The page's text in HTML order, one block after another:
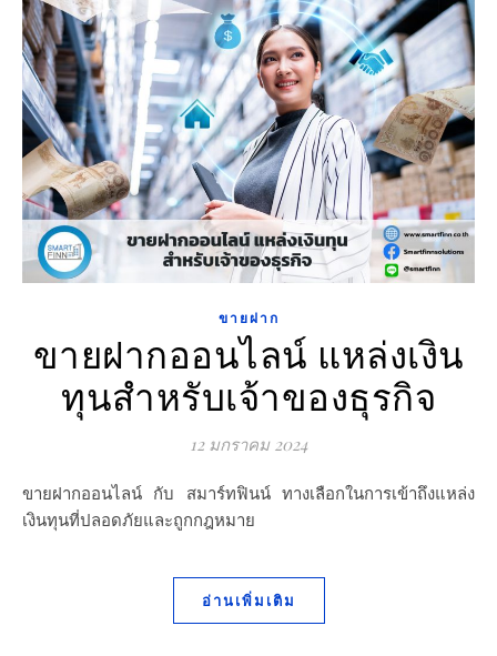
ขายฝาก
ขายฝากออนไลน์ แหล่งเงิน
ทุนสำหรับเจ้าของธุรกิจ
12 มกราคม 2024
ขายฝากออนไลน์ กับ สมาร์ทฟินน์ ทางเลือกในการเข้าถึงแหล่ง
เงินทุนที่ปลอดภัยและถูกกฎหมาย
อ่านเพิ่มเติม